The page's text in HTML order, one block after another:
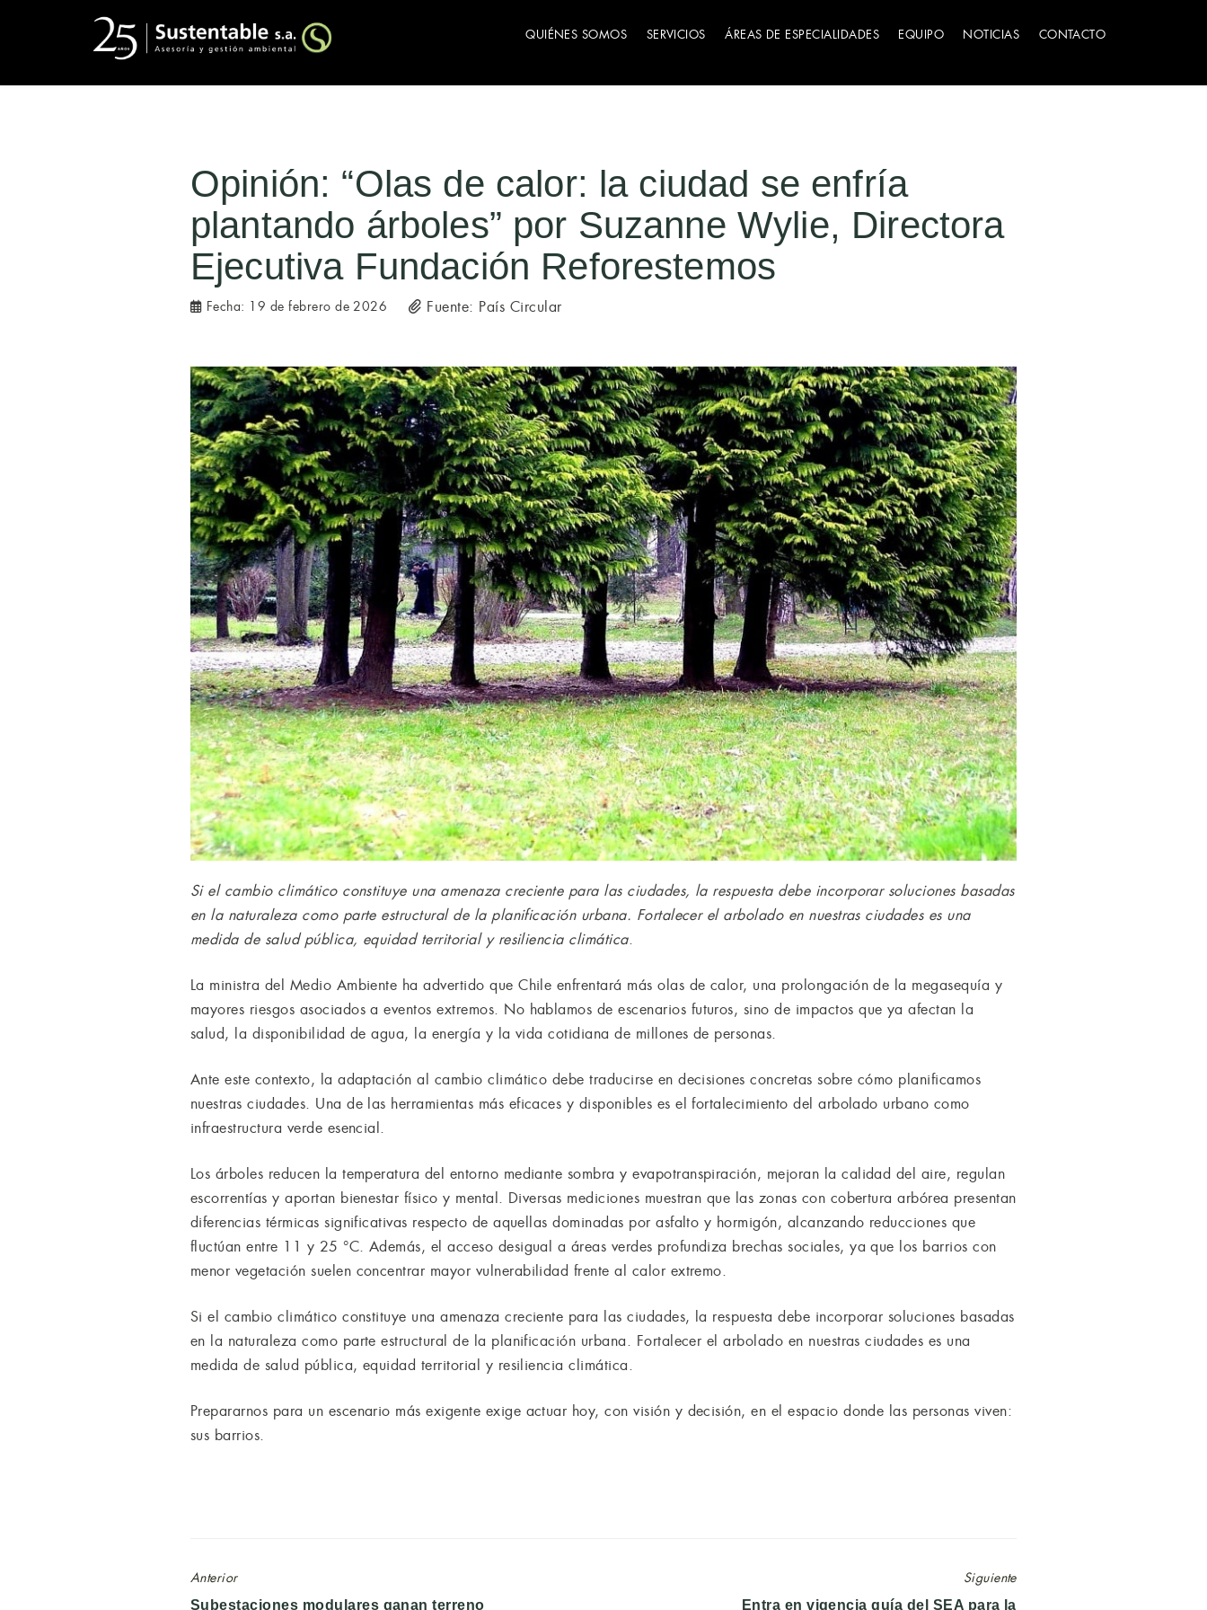
QUIÉNES SOMOS SERVICIOS ÁREAS DE ESPECIALIDADES EQUIPO NOTICIAS CONTACTO
Opinión: “Olas de calor: la ciudad se enfría
plantando árboles” por Suzanne Wylie, Directora
Ejecutiva Fundación Reforestemos
Fecha: 19 de febrero de 2026 Fuente: País Circular
Si el cambio climático constituye una amenaza creciente para las ciudades, la respuesta debe incorporar soluciones basadas
en la naturaleza como parte estructural de la planificación urbana. Fortalecer el arbolado en nuestras ciudades es una
medida de salud pública, equidad territorial y resiliencia climática.
La ministra del Medio Ambiente ha advertido que Chile enfrentará más olas de calor, una prolongación de la megasequía y
mayores riesgos asociados a eventos extremos. No hablamos de escenarios futuros, sino de impactos que ya afectan la
salud, la disponibilidad de agua, la energía y la vida cotidiana de millones de personas.
Ante este contexto, la adaptación al cambio climático debe traducirse en decisiones concretas sobre cómo planificamos
nuestras ciudades. Una de las herramientas más eficaces y disponibles es el fortalecimiento del arbolado urbano como
infraestructura verde esencial.
Los árboles reducen la temperatura del entorno mediante sombra y evapotranspiración, mejoran la calidad del aire, regulan
escorrentías y aportan bienestar físico y mental. Diversas mediciones muestran que las zonas con cobertura arbórea presentan
diferencias térmicas significativas respecto de aquellas dominadas por asfalto y hormigón, alcanzando reducciones que
fluctúan entre 11 y 25 °C. Además, el acceso desigual a áreas verdes profundiza brechas sociales, ya que los barrios con
menor vegetación suelen concentrar mayor vulnerabilidad frente al calor extremo.
Si el cambio climático constituye una amenaza creciente para las ciudades, la respuesta debe incorporar soluciones basadas
en la naturaleza como parte estructural de la planificación urbana. Fortalecer el arbolado en nuestras ciudades es una
medida de salud pública, equidad territorial y resiliencia climática.
Prepararnos para un escenario más exigente exige actuar hoy, con visión y decisión, en el espacio donde las personas viven:
sus barrios.
Anterior
Entrada
Subestaciones modulares ganan terreno
Siguiente
Entrada
Entra en vigencia guía del SEA para la